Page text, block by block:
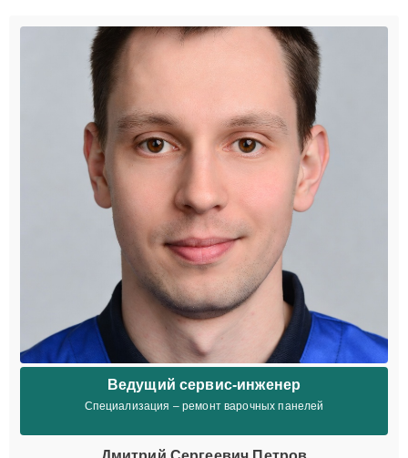
Ведущий сервис-инженер
Специализация – ремонт варочных панелей